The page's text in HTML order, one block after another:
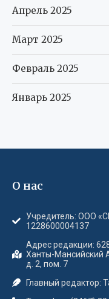
Апрель 2025
Март 2025
Февраль 2025
Январь 2025
О нас
Учредитель: ООО
1228600004137
Адрес редакции:
Ханты-Мансийский
д. 2, пом. 7
Главный редактор: